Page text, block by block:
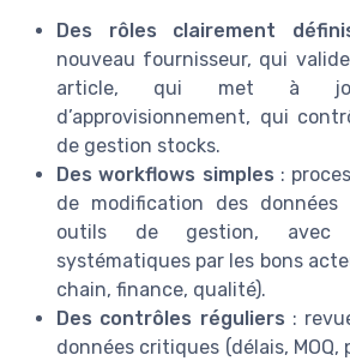
Des rôles clairement
nouveau fournisseur, qui
article, qui met à
d’approvisionnement, qui
de gestion stocks.
Des workflows simples :
de modification des
outils de gestion, avec
systématiques par les bons
chain, finance, qualité).
Des contrôles réguliers :
données critiques (délais, MOQ,